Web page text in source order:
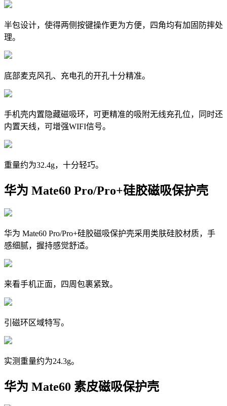
半包设计，使得两侧按键操作更为方便，四角均有加固防摔处
理。
底部麦克风孔、充电孔的开孔十分精准。
手机壳内置隐藏磁吸环，可更精准的吸附无线充孔位，同时还
内置天线，可增强WIFI信号。
重量约为32.4g，十分轻巧。
华为 Mate60 Pro/Pro+硅胶磁吸保护壳
华为 Mate60 Pro/Pro+硅胶磁吸保护壳采用类肤硅胶材质，手
感细腻，握持感觉舒适。
来看手机正面，四周包裹紧致。
引磁环区域特写。
实测重量约为24.3g。
华为 Mate60 素皮磁吸保护壳